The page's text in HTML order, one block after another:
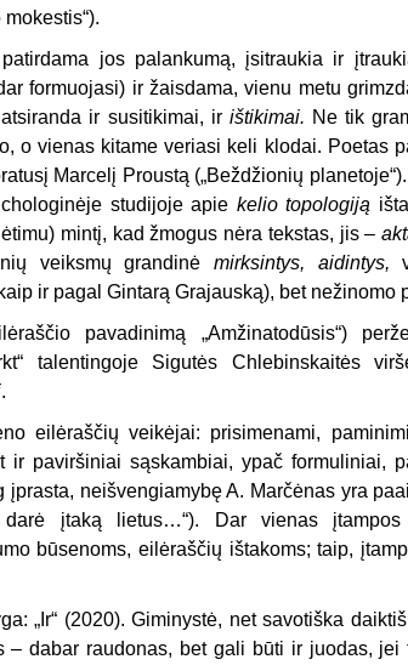
jos palankumą, įsitraukia ir
formuojasi) ir žaisdama, vienu metu
ir susitikimai, ir ištikimai. Ne tik
o vienas kitame veriasi keli klodai. Poetas
Marcelį Proustą („Beždžionių
studijoje apie kelio topologiją
mintį, kad žmogus nėra tekstas, jis –
veiksmų grandinė mirksintys, aidintys,
ir pagal Gintarą Grajauską), bet nežinomo
pavadinimą „Amžinatodūsis“)
talentingoje Sigutės Chlebinskaitės
.
eilėraščių veikėjai: prisimenami,
paviršiniai sąskambiai, ypač formuliniai,
įprasta, neišvengiamybę A. Marčėnas yra
darė įtaką lietus…“). Dar vienas
būsenoms, eilėraščių ištakoms; taip,
„Ir“ (2020). Giminystė, net savotiška
– dabar raudonas, bet gali būti ir juodas, jei